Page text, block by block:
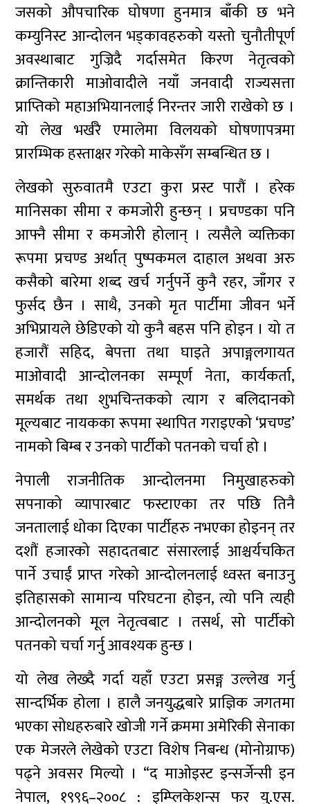
जसको औपचारिक घोषणा हुनमात्र बाँकी छ भने
कम्युनिस्ट आन्दोलन भड्कावहरुको यस्तो चुनौतीपूर्ण
अवस्थाबाट गुज्रिदै गर्दासमेत किरण नेतृत्वको
क्रान्तिकारी माओवादीले नयाँ जनवादी राज्यसत्ता
प्राप्तिको महाअभियानलाई निरन्तर जारी राखेको छ ।
यो लेख भर्खरै एमालेमा विलयको घोषणापत्रमा
प्रारम्भिक हस्ताक्षर गरेको माकेसँग सम्बन्धित छ ।
लेखको सुरुवातमै एउटा कुरा प्रस्ट पारौं । हरेक
मानिसका सीमा र कमजोरी हुन्छन् । प्रचण्डका पनि
आफ्नै सीमा र कमजोरी होलान् । त्यसैले व्यक्तिका
रूपमा प्रचण्ड अर्थात् पुष्पकमल दाहाल अथवा अरु
कसैको बारेमा शब्द खर्च गर्नुपर्ने कुनै रहर, जाँगर र
फुर्सद छैन । साथै, उनको मृत पार्टीमा जीवन भर्ने
अभिप्रायले छेडिएको यो कुनै बहस पनि होइन । यो त
हजारौं सहिद, बेपत्ता तथा घाइते अपाङ्गलगायत
माओवादी आन्दोलनका सम्पूर्ण नेता, कार्यकर्ता,
समर्थक तथा शुभचिन्तकको त्याग र बलिदानको
मूल्यबाट नायकका रूपमा स्थापित गराइएको ‘प्रचण्ड’
नामको बिम्ब र उनको पार्टीको पतनको चर्चा हो ।
नेपाली राजनीतिक आन्दोलनमा निमुखाहरुको
सपनाको व्यापारबाट फस्टाएका तर पछि तिनै
जनतालाई धोका दिएका पार्टीहरु नभएका होइनन् तर
दशौं हजारको सहादतबाट संसारलाई आश्चर्यचकित
पार्ने उचाईं प्राप्त गरेको आन्दोलनलाई ध्वस्त बनाउनु
इतिहासको सामान्य परिघटना होइन, त्यो पनि त्यही
आन्दोलनको मूल नेतृत्वबाट । तसर्थ, सो पार्टीको
पतनको चर्चा गर्नु आवश्यक हुन्छ ।
यो लेख लेख्दै गर्दा यहाँ एउटा प्रसङ्ग उल्लेख गर्नु
सान्दर्भिक होला । हालै जनयुद्धबारे प्राज्ञिक जगतमा
भएका सोधहरुबारे खोजी गर्ने क्रममा अमेरिकी सेनाका
एक मेजरले लेखेको एउटा विशेष निबन्ध (मोनोग्राफ)
पढ्ने अवसर मिल्यो । “द माओइस्ट इन्सर्जेन्सी इन
नेपाल, १९९६–२००८ : इम्प्लिकेशन्स फर यु.एस.